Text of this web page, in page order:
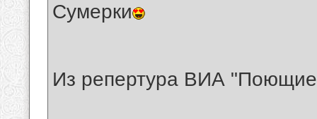
Сумерки
Из репертура ВИА "Поющие